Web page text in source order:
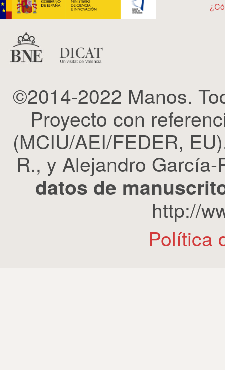
©2014-2022 Manos.
Proyecto con
(MCIU/AEI/FEDER,
R., y Alejandro
datos de
http://
Política